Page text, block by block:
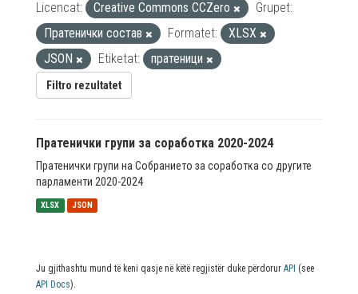
Licencat: Creative Commons CCZero
Grupet:
Пратенички состав
Formatet:
XLSX
JSON
Etiketat: пратеници
Filtro rezultatet
Пратенички групи за соработка 2020-2024
Пратенички групи на Собранието за соработка со другите
парламенти 2020-2024
XLSX JSON
Ju gjithashtu mund të keni qasje në këtë regjistër duke përdorur API (see
API Docs).